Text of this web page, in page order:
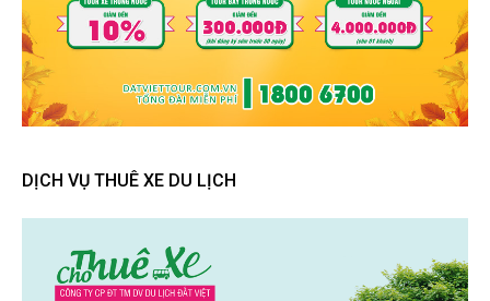
DỊCH VỤ THUÊ XE DU LỊCH